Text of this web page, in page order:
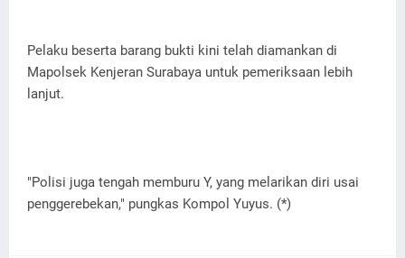
Pelaku beserta barang bukti kini telah diamankan di
Mapolsek Kenjeran Surabaya untuk pemeriksaan lebih
lanjut.
"Polisi juga tengah memburu Y, yang melarikan diri usai
penggerebekan," pungkas Kompol Yuyus. (*)